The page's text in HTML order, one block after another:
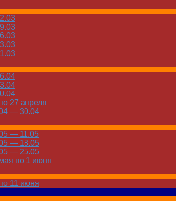
27 апреля
— 30.04
— 11.05
— 18.05
— 25.05
по 1 июня
11 июня